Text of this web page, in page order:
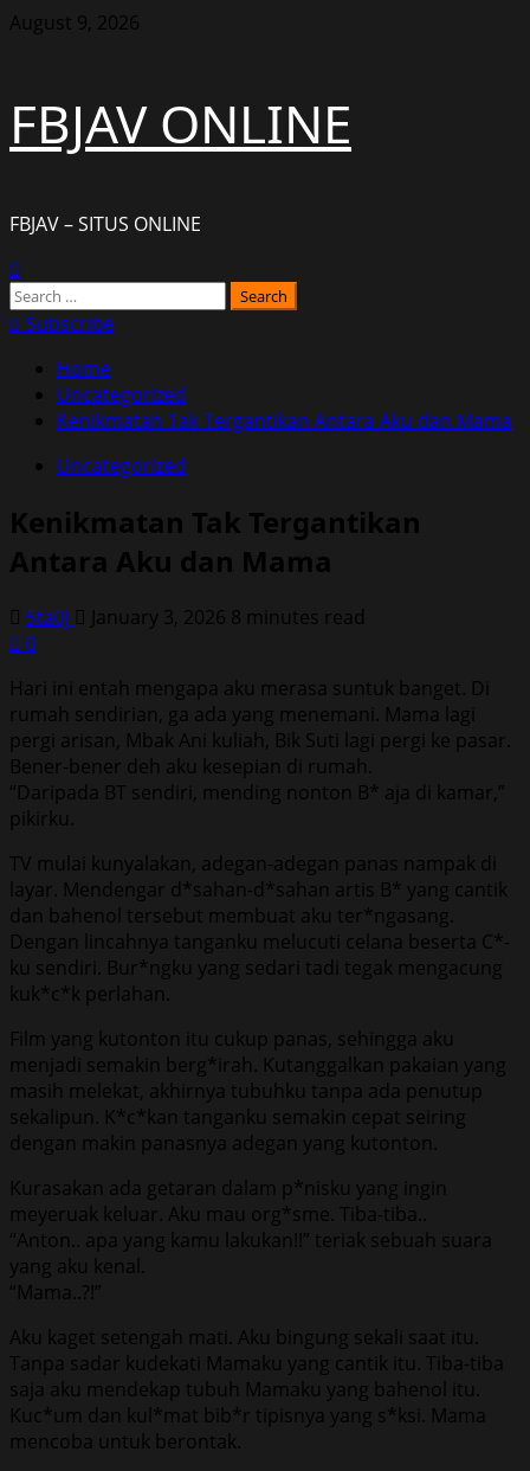
Skip
August 9, 2026
FBJAV ONLINE
FBJAV – SITUS ONLINE
Primary
Menu
Search
for:Subscribe
Home
Uncategorized
Kenikmatan Tak Tergantikan Antara Aku dan Mama
Uncategorized
Kenikmatan Tak Tergantikan
Antara Aku dan Mama
5ta0j January 3, 2026 8 minutes read
0
Hari ini entah mengapa aku merasa suntuk banget. Di
rumah sendirian, ga ada yang menemani. Mama lagi
pergi arisan, Mbak Ani kuliah, Bik Suti lagi pergi ke pasar.
Bener-bener deh aku kesepian di rumah.
“Daripada BT sendiri, mending nonton B* aja di kamar,”
pikirku.
TV mulai kunyalakan, adegan-adegan panas nampak di
layar. Mendengar d*sahan-d*sahan artis B* yang cantik
dan bahenol tersebut membuat aku ter*ngasang.
Dengan lincahnya tanganku melucuti celana beserta C*-
ku sendiri. Bur*ngku yang sedari tadi tegak mengacung
kuk*c*k perlahan.
Film yang kutonton itu cukup panas, sehingga aku
menjadi semakin berg*irah. Kutanggalkan pakaian yang
masih melekat, akhirnya tubuhku tanpa ada penutup
sekalipun. K*c*kan tanganku semakin cepat seiring
dengan makin panasnya adegan yang kutonton.
Kurasakan ada getaran dalam p*nisku yang ingin
meyeruak keluar. Aku mau org*sme. Tiba-tiba..
“Anton.. apa yang kamu lakukan!!” teriak sebuah suara
yang aku kenal.
“Mama..?!”
Aku kaget setengah mati. Aku bingung sekali saat itu.
Tanpa sadar kudekati Mamaku yang cantik itu. Tiba-tiba
saja aku mendekap tubuh Mamaku yang bahenol itu.
Kuc*um dan kul*mat bib*r tipisnya yang s*ksi. Mama
mencoba untuk berontak.